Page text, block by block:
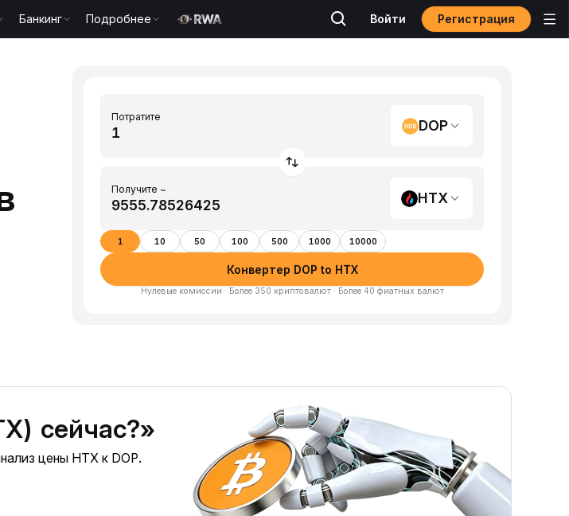
Банкинг Подробнее Войти Регистрация
Потратите
DOP
Получите ~
HTX
1 10 50 100 500 1000 10000
Конвертер DOP to HTX
Нулевые комиссии · Более 350 криптовалют · Более 40 фиатных валют
сейчас?»
цены HTX к DOP.